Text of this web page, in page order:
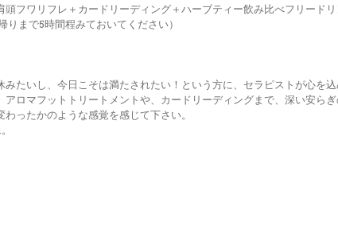
フワリフレ＋カードリーディング＋ハーブティー飲み比べフリード
まで5時間程みておいてください）
たいし、今日こそは満たされたい！という方に、セラピストが心を込
ロマフットトリートメントや、カードリーディングまで、深い安らぎ
ったかのような感覚を感じて下さい。